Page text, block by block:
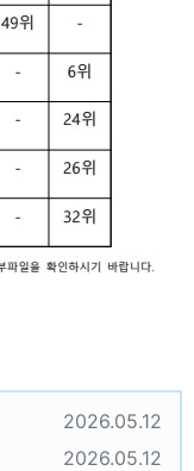
등록일
2026.05.12
등록일
2026.05.12